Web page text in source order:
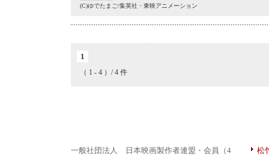
(C)ゆでたまご/集英社・東映アニメーション
1
（ 1 - 4 ）/ 4 件
一般社団法人 日本映画製作者連盟・会員（4
松